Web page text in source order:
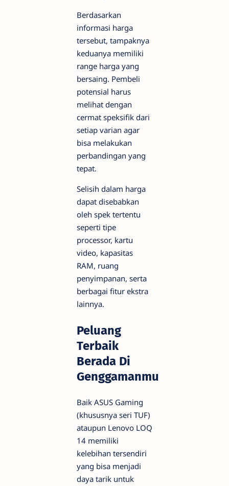
Berdasarkan
informasi harga
tersebut, tampaknya
keduanya memiliki
range harga yang
bersaing. Pembeli
potensial harus
melihat dengan
cermat speksifik dari
setiap varian agar
bisa melakukan
perbandingan yang
tepat.
Selisih dalam harga
dapat disebabkan
oleh spek tertentu
seperti tipe
processor, kartu
video, kapasitas
RAM, ruang
penyimpanan, serta
berbagai fitur ekstra
lainnya.
Peluang
Terbaik
Berada Di
Genggamanmu
Baik ASUS Gaming
(khususnya seri TUF)
ataupun Lenovo LOQ
14 memiliki
kelebihan tersendiri
yang bisa menjadi
daya tarik untuk